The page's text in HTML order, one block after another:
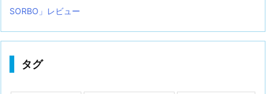
SORBO」レビュー
タグ